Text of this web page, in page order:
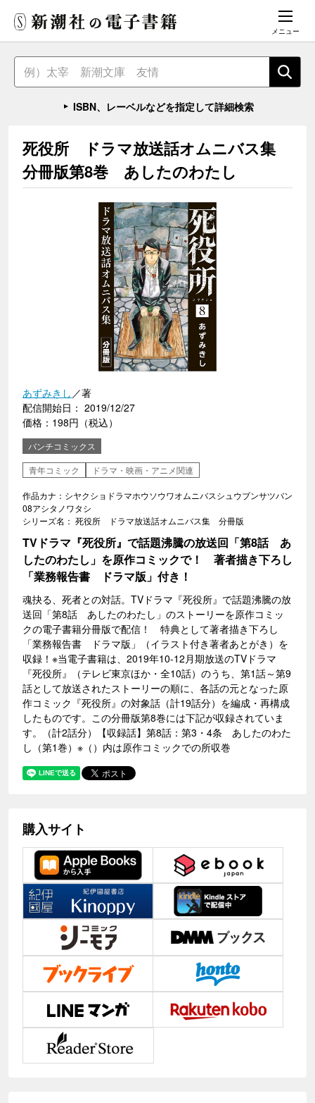
メニュー
ISBN、レーベルなどを指定して詳細検索
死役所 ドラマ放送話オムニバス集
分冊版第8巻 あしたのわたし
あずみきし ／著
配信開始日： 2019/12/27
価格：198円（税込）
バンチコミックス
青年コミック
ドラマ・映画・アニメ関連
作品カナ：シヤクショドラマホウソウワオムニバスシュウブンサツバン
08アシタノワタシ
シリーズ名： 死役所 ドラマ放送話オムニバス集 分冊版
TVドラマ『死役所』で話題沸騰の放送回「第8話 あ
したのわたし」を原作コミックで！ 著者描き下ろし
「業務報告書 ドラマ版」付き！
魂抉る、死者との対話。TVドラマ『死役所』で話題沸騰の放
送回「第8話 あしたのわたし」のストーリーを原作コミッ
クの電子書籍分冊版で配信！ 特典として著者描き下ろし
「業務報告書 ドラマ版」（イラスト付き著者あとがき）を
収録！※当電子書籍は、2019年10-12月期放送のTVドラマ
『死役所』（テレビ東京ほか・全10話）のうち、第1話～第9
話として放送されたストーリーの順に、各話の元となった原
作コミック『死役所』の対象話（計19話分）を編成・再構成
したものです。この分冊版第8巻には下記が収録されていま
す。（計2話分）【収録話】第8話：第3・4条 あしたのわた
し（第1巻）※（）内は原作コミックでの所収巻
購入サイト